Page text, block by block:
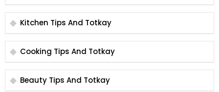
Kitchen Tips And Totkay
Cooking Tips And Totkay
Beauty Tips And Totkay